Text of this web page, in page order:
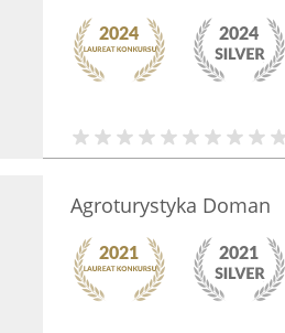
Agroturystyka Doman